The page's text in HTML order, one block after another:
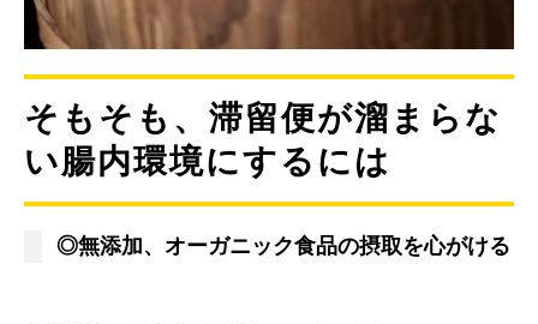
そもそも、滞留便が溜まらな
い腸内環境にするには
◎無添加、オーガニック食品の摂取を心がける